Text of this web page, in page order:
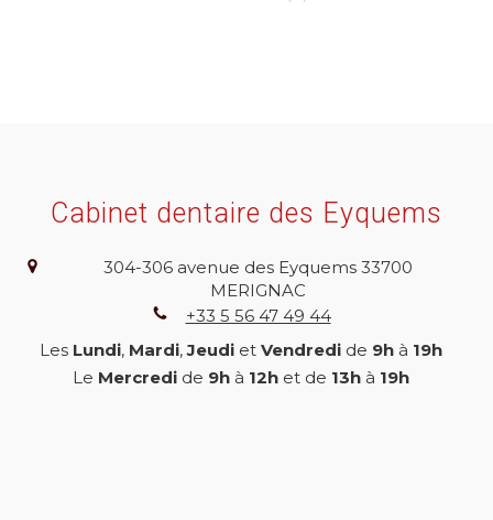
Cabinet dentaire des Eyquems
304-306 avenue des Eyquems 33700
MERIGNAC
+33 5 56 47 49 44
Les Lundi, Mardi,Jeudi et Vendredi de 9h à 19h
Le Mercredi de 9h à 12h et de 13h à 19h